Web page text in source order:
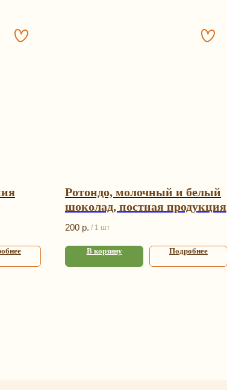
Ротондо, молочный и белый
шоколад, постная продукция
200 р. / 1 шт
Подробнее
В корзину